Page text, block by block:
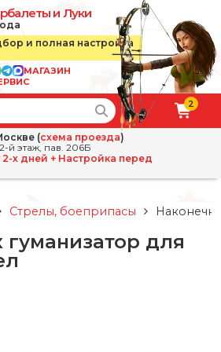
и Луки
и полная настройка
МАГАЗИН
2
(схема проезда)
й этаж, пав. 206Б
х дней + Настройка перед
✕
✕
✕
Стрелы, боеприпасы
гуманизатор для